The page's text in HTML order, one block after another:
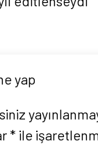
yap
* ile